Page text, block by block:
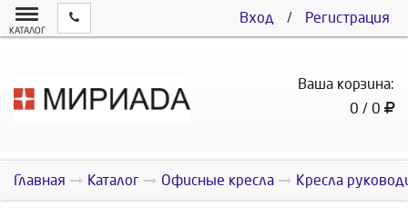
Вход / Регистрация
КАТАЛОГ
Ваша корзина:
0 / 0
Главная Каталог Офисные кресла Кресла